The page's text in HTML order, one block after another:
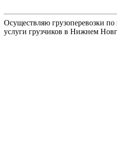
Осуществляю грузоперевозки
услуги грузчиков в Нижнем